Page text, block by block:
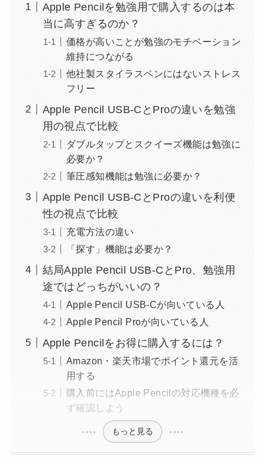
Apple Pencilを勉強用で購入するのは本
当に高すぎるのか？
価格が高いことが勉強のモチベーション
維持につながる
他社製スタイラスペンにはないストレス
フリー
Apple Pencil USB-CとProの違いを勉強
用の視点で比較
ダブルタップとスクイーズ機能は勉強に
必要か？
筆圧感知機能は勉強に必要か？
Apple Pencil USB-CとProの違いを利便
性の視点で比較
充電方法の違い
「探す」機能は必要か？
結局Apple Pencil USB-CとPro、勉強用
途ではどっちがいいの？
Apple Pencil USB-Cが向いている人
Apple Pencil Proが向いている人
Apple Pencilをお得に購入するには？
Amazon・楽天市場でポイント還元を活
用する
購入前にはApple Pencilの対応機種を必
ず確認しよう
もっと見る